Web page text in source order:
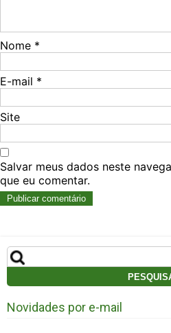
Nome *
E-mail *
Site
Salvar meus dados neste
que eu comentar.
Pesquisar
por:
Novidades por e-mail